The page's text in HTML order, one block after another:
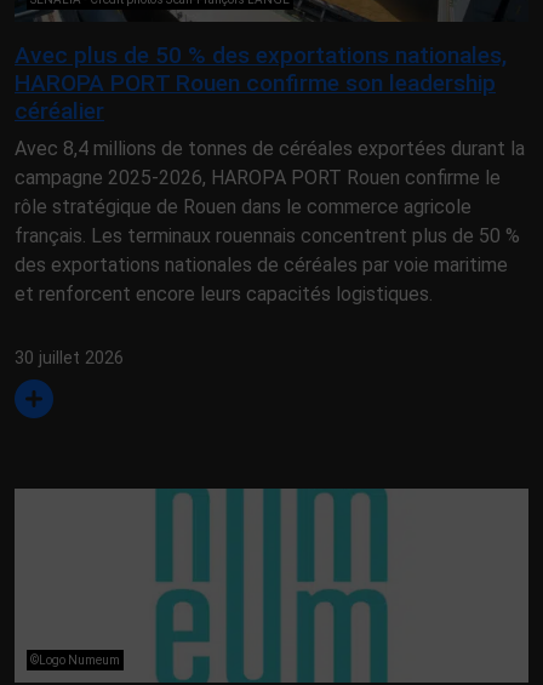
Avec plus de 50 % des exportations nationales,
HAROPA PORT Rouen confirme son leadership
céréalier
Avec 8,4 millions de tonnes de céréales exportées durant la
campagne 2025-2026, HAROPA PORT Rouen confirme le
rôle stratégique de Rouen dans le commerce agricole
français. Les terminaux rouennais concentrent plus de 50 %
des exportations nationales de céréales par voie maritime
et renforcent encore leurs capacités logistiques.
30 juillet 2026
©Logo Numeum